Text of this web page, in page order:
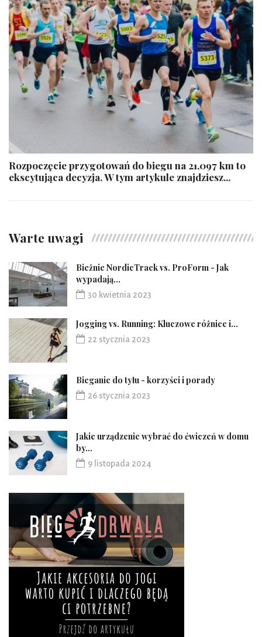
Rozpoczęcie przygotowań do biegu na 21,097 km to
ekscytująca decyzja. W tym artykule znajdziesz...
Warte uwagi
Bieżnie NordicTrack vs. ProForm - Jak
wypadają...
30 kwietnia 2023
Jogging vs. Running: Kluczowe różnice i...
22 stycznia 2023
Bieganie do tyłu - korzyści i porady
26 stycznia 2023
Jakie urządzenie wybrać do ćwiczeń w domu
by...
9 listopada 2024